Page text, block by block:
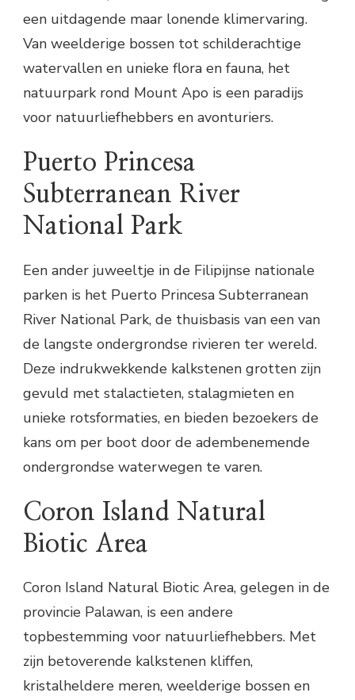
een uitdagende maar lonende klimervaring.
Van weelderige bossen tot schilderachtige
watervallen en unieke flora en fauna, het
natuurpark rond Mount Apo is een paradijs
voor natuurliefhebbers en avonturiers.
Puerto Princesa
Subterranean River
National Park
Een ander juweeltje in de Filipijnse nationale
parken is het Puerto Princesa Subterranean
River National Park, de thuisbasis van een van
de langste ondergrondse rivieren ter wereld.
Deze indrukwekkende kalkstenen grotten zijn
gevuld met stalactieten, stalagmieten en
unieke rotsformaties, en bieden bezoekers de
kans om per boot door de adembenemende
ondergrondse waterwegen te varen.
Coron Island Natural
Biotic Area
Coron Island Natural Biotic Area, gelegen in de
provincie Palawan, is een andere
topbestemming voor natuurliefhebbers. Met
zijn betoverende kalkstenen kliffen,
kristalheldere meren, weelderige bossen en